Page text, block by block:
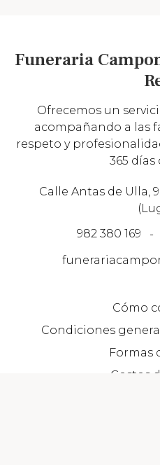
Funeraria
Ofrecemos un
acompañando a las
respeto y
365 días
Calle Antas de Ulla,
982 380 169
-
Cómo
Condiciones
Formas
Gastos